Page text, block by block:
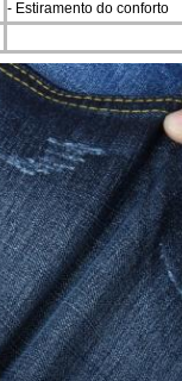
- Estiramento do conforto